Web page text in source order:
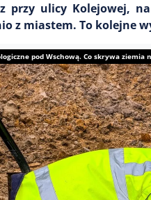
przy ulicy Kolejowej,
z miastem. To kolejne
pod Wschową. Co skrywa ziemia